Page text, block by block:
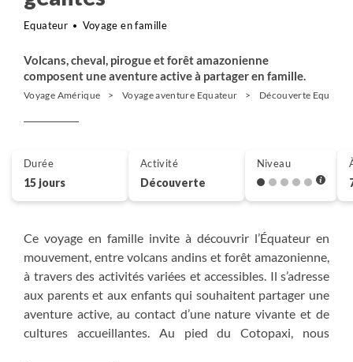
Equateur Voyage en famille
Volcans, cheval, pirogue et forêt amazonienne
composent une aventure active à partager en famille.
Voyage Amérique Voyage aventure Equateur Découverte Equateur
Ce voyage en famille invite à découvrir l’Équateur en
mouvement, entre volcans andins et forêt amazonienne,
à travers des activités variées et accessibles. Il s’adresse
aux parents et aux enfants qui souhaitent partager une
aventure active, au contact d’une nature vivante et de
cultures accueillantes. Au pied du Cotopaxi, nous
Durée
15 jours
Activité
Découverte
Niveau